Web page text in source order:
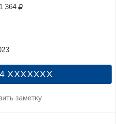
364
XXXXXXX
заметку